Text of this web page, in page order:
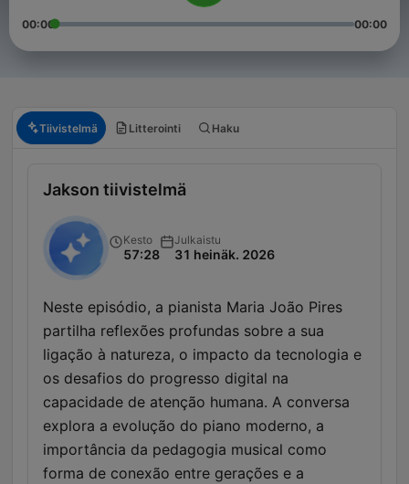
00:00 00:00
Tiivistelmä Litterointi Haku
Jakson tiivistelmä
Kesto
57:28
Julkaistu
31 heinäk. 2026
Neste episódio, a pianista Maria João Pires
partilha reflexões profundas sobre a sua
ligação à natureza, o impacto da tecnologia e
os desafios do progresso digital na
capacidade de atenção humana. A conversa
explora a evolução do piano moderno, a
importância da pedagogia musical como
forma de conexão entre gerações e a